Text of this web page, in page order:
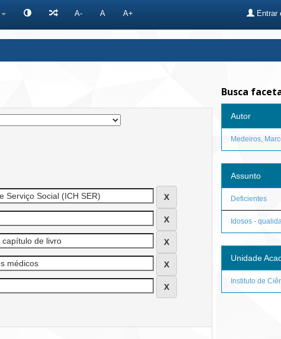
A- A A+ Entrar
Busca
Autor
Medeiros,
Assunto
Deficientes
Idosos -
Unidade
Instituto de